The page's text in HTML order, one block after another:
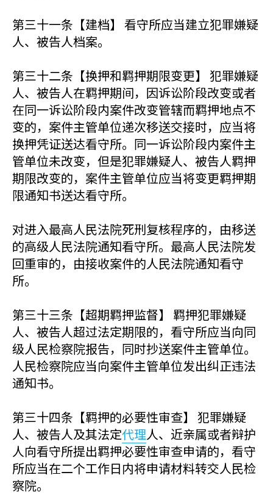
第三十一条【建档】 看守所应当建立犯罪嫌疑
人、被告人档案。
第三十二条【换押和羁押期限变更】 犯罪嫌疑
人、被告人在羁押期间，因诉讼阶段改变或者
在同一诉讼阶段内案件改变管辖而羁押地点不
变的，案件主管单位递次移送交接时，应当将
换押凭证送达看守所。同一诉讼阶段内案件主
管单位未改变，但是犯罪嫌疑人、被告人羁押
期限改变的，案件主管单位应当将变更羁押期
限通知书送达看守所。
对进入最高人民法院死刑复核程序的，由移送
的高级人民法院通知看守所。最高人民法院发
回重审的，由接收案件的人民法院通知看守
所。
第三十三条【超期羁押监督】 羁押犯罪嫌疑
人、被告人超过法定期限的，看守所应当向同
级人民检察院报告，同时抄送案件主管单位。
人民检察院应当向案件主管单位发出纠正违法
通知书。
第三十四条【羁押的必要性审查】 犯罪嫌疑
人、被告人及其法定代理人、近亲属或者辩护
人向看守所提出羁押必要性审查申请的，看守
所应当在二个工作日内将申请材料转交人民检
察院。